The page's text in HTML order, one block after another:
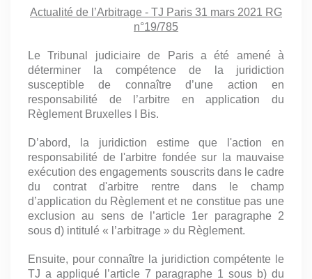
Actualité de l’Arbitrage - TJ Paris 31 mars 2021 RG
n°19/785
Le Tribunal judiciaire de Paris a été amené à
déterminer la compétence de la juridiction
susceptible de connaître d’une action en
responsabilité de l’arbitre en application du
Règlement Bruxelles I Bis.
D’abord, la juridiction estime que l'action en
responsabilité de l'arbitre fondée sur la mauvaise
exécution des engagements souscrits dans le cadre
du contrat d'arbitre rentre dans le champ
d’application du Règlement et ne constitue pas une
exclusion au sens de l’article 1er paragraphe 2
sous d) intitulé « l’arbitrage » du Règlement.
Ensuite, pour connaître la juridiction compétente le
TJ a appliqué l’article 7 paragraphe 1 sous b) du